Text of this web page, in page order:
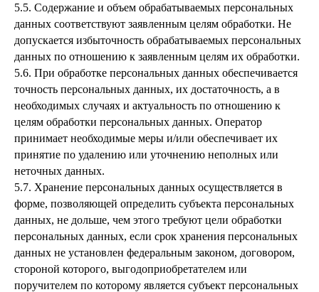
5.5. Содержание и объем обрабатываемых персональных
данных соответствуют заявленным целям обработки. Не
допускается избыточность обрабатываемых персональных
данных по отношению к заявленным целям их обработки.
5.6. При обработке персональных данных обеспечивается
точность персональных данных, их достаточность, а в
необходимых случаях и актуальность по отношению к
целям обработки персональных данных. Оператор
принимает необходимые меры и/или обеспечивает их
принятие по удалению или уточнению неполных или
неточных данных.
5.7. Хранение персональных данных осуществляется в
форме, позволяющей определить субъекта персональных
данных, не дольше, чем этого требуют цели обработки
персональных данных, если срок хранения персональных
данных не установлен федеральным законом, договором,
стороной которого, выгодоприобретателем или
поручителем по которому является субъект персональных